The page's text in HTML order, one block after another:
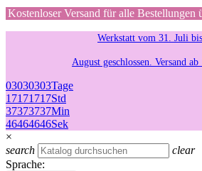
Kostenloser Versand für alle Bestellungen
Werkstatt vom 31. Juli
August geschlossen. Versand
03030303Tage
17171717Std
37373737Min
46464646Sek
×
search
clear
Sprache: